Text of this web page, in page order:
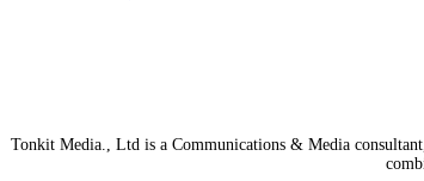
Tonkit Media., Ltd is a Communications & Media